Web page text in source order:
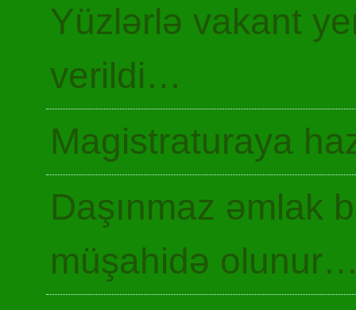
Yüzlərlə vakant
verildi…
Magistraturaya
Daşınmaz əmlak
müşahidə